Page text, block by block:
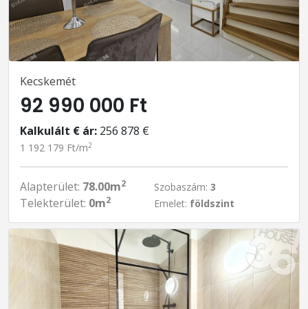
Kecskemét
92 990 000 Ft
Kalkulált € ár: 256 878 €
1 192 179 Ft/m2
Alapterület: 78.00m2
Telekterület: 0m2
Szobaszám: 3
Emelet: földszint